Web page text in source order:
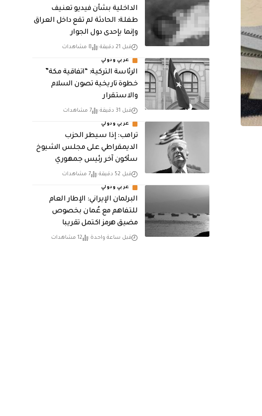
الداخلية بشأن فيديو تعنيف
طفلة: الحادثة لم تقع داخل العراق
وإنما بإحدى دول الجوار
قبل 21 دقيقة 8 مشاهدات
عربي ودولي
الرئاسة التركية: “اتفاقية مكة”
خطوة تاريخية تصون السلام
والاستقرار
قبل 31 دقيقة 7 مشاهدات
عربي ودولي
ترامب: إذا سيطر الحزب
الديمقراطي على مجلس الشيوخ
سأكون آخر رئيس جمهوري
قبل 52 دقيقة 7 مشاهدات
عربي ودولي
البرلمان الإيراني: الإطار العام
للتفاهم مع عُمان بخصوص
مضيق هرمز اكتمل تقريبا
قبل ساعة واحدة 12 مشاهدات